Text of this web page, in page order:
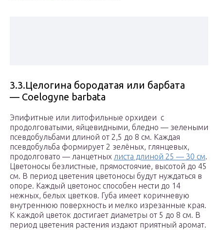
3.3.Целогина бородатая или барбата
— Coelogyne barbata
Эпифитные или литофильные орхидеи с
продолговатыми, яйцевидными, бледно — зелеными
псевдобульбами длиной от 2,5 до 8 см. Каждая
псевдобульба формирует 2 зелёных, глянцевых,
продолговато — ланцетных листа длиной 25 — 30 см.
Цветоносы безлистные, прямостоячие, высотой до 45
см. В период цветения цветоносы будут нуждаться в
опоре. Каждый цветонос способен нести до 14
нежных, белых цветков. Губа имеет коричневую
внутреннюю поверхность и мелко изрезанные края.
К каждой цветок достигает диаметры от 5 до 8 см. В
период цветения растения издают приятный аромат.